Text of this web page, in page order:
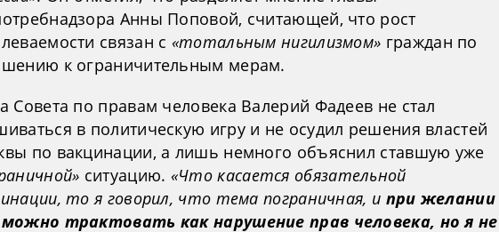
Анны Поповой, считающей, что рост
связан с «тотальным нигилизмом» граждан по
к ограничительным мерам.
Совета по правам человека Валерий Фадеев не стал
в политическую игру и не осудил решения властей
по вакцинации, а лишь немного объяснил ставшую уже
ситуацию. «Что касается обязательной
то я говорил, что тема пограничная, и при желании
трактовать как нарушение прав человека, но я не